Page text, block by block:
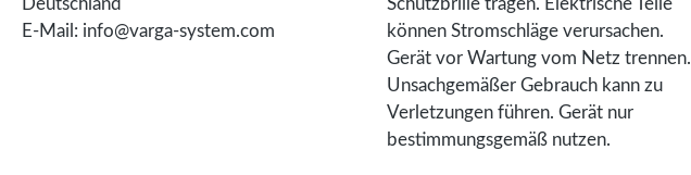
Deutschland
E-Mail: info@varga-system.com
Schutzbrille tragen. Elektrische Teile
können Stromschläge verursachen.
Gerät vor Wartung vom Netz trennen.
Unsachgemäßer Gebrauch kann zu
Verletzungen führen. Gerät nur
bestimmungsgemäß nutzen.